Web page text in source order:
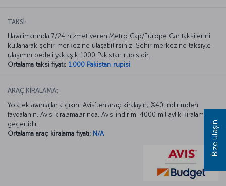
TAKSİ:
Havalimanında 7/24 hizmet veren Metro Cap/Europe Car taksilerini
kullanarak şehir merkezine ulaşabilirsiniz. Şehir merkezine taksiyle
ulaşımın bedeli yaklaşık 1000 Pakistan rupisidir.
Ortalama taksi fiyatı: 1,000 Pakistan rupisi
ARAÇ KİRALAMA:
Yola ek avantajlarla çıkın. Avis’ten araç kiralayın, %40 indirimden
faydalanın. Avis kiralamalarında. Avis indirimi 4000 mil aylık kiralamada
geçerlidir.
Ortalama araç kiralama fiyatı: N/A Bize ulaşın